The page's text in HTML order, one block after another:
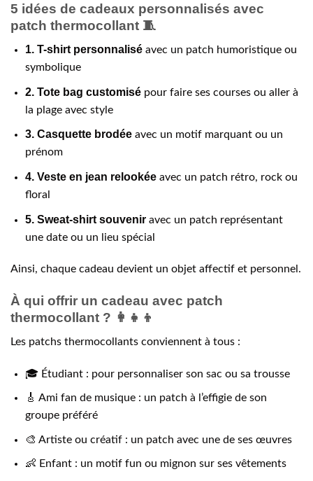
5 idées de cadeaux personnalisés avec
patch thermocollant 🧵
1. T-shirt personnaliséavec un patch humoristique ou
symbolique
2. Tote bag customisépour faire ses courses ou aller à
la plage avec style
3. Casquette brodéeavec un motif marquant ou un
prénom
4. Veste en jean relookéeavec un patch rétro, rock ou
floral
5. Sweat-shirt souveniravec un patch représentant
une date ou un lieu spécial
Ainsi, chaque cadeau devient un objet affectif et personnel.
À qui offrir un cadeau avec patch
thermocollant ? 👩‍👧‍👦
Les patchs thermocollants conviennent à tous :
🎓 Étudiant : pour personnaliser son sac ou sa trousse
🎸 Ami fan de musique : un patch à l’effigie de son
groupe préféré
🎨 Artiste ou créatif : un patch avec une de ses œuvres
👶 Enfant : un motif fun ou mignon sur ses vêtements